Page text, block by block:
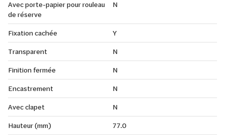
Avec porte-papier pour rouleau
de réserve
N
Fixation cachée
Y
Transparent
N
Finition fermée
N
Encastrement
N
Avec clapet
N
Hauteur (mm)
77.0